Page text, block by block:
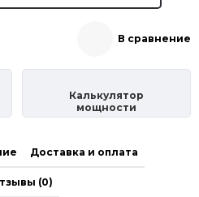
В сравнение
Калькулятор
мощности
Доставка и оплата
(0)